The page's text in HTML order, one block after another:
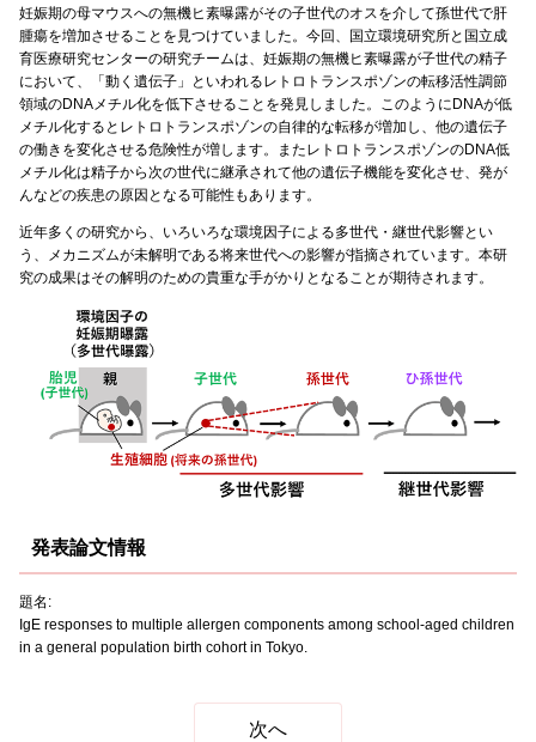
妊娠期の母マウスへの無機ヒ素曝露がその子世代のオスを介して孫世代で肝
腫瘍を増加させることを見つけていました。今回、国立環境研究所と国立成
育医療研究センターの研究チームは、妊娠期の無機ヒ素曝露が子世代の精子
において、「動く遺伝子」といわれるレトロトランスポゾンの転移活性調節
領域のDNAメチル化を低下させることを発見しました。このようにDNAが低
メチル化するとレトロトランスポゾンの自律的な転移が増加し、他の遺伝子
の働きを変化させる危険性が増します。またレトロトランスポゾンのDNA低
メチル化は精子から次の世代に継承されて他の遺伝子機能を変化させ、発が
んなどの疾患の原因となる可能性もあります。
近年多くの研究から、いろいろな環境因子による多世代・継世代影響とい
う、メカニズムが未解明である将来世代への影響が指摘されています。本研
究の成果はその解明のための貴重な手がかりとなることが期待されます。
発表論文情報
題名:
IgE responses to multiple allergen components among school-aged children
in a general population birth cohort in Tokyo.
次へ